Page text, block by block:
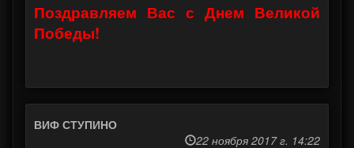
Поздравляем Вас с Днем Великой
Победы!
ВИФ СТУПИНО
22 ноября 2017 г. 14:22